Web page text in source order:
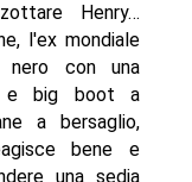
Henry…
l'ex mondiale
nero con una
e big boot a
a bersaglio,
bene e
una sedia